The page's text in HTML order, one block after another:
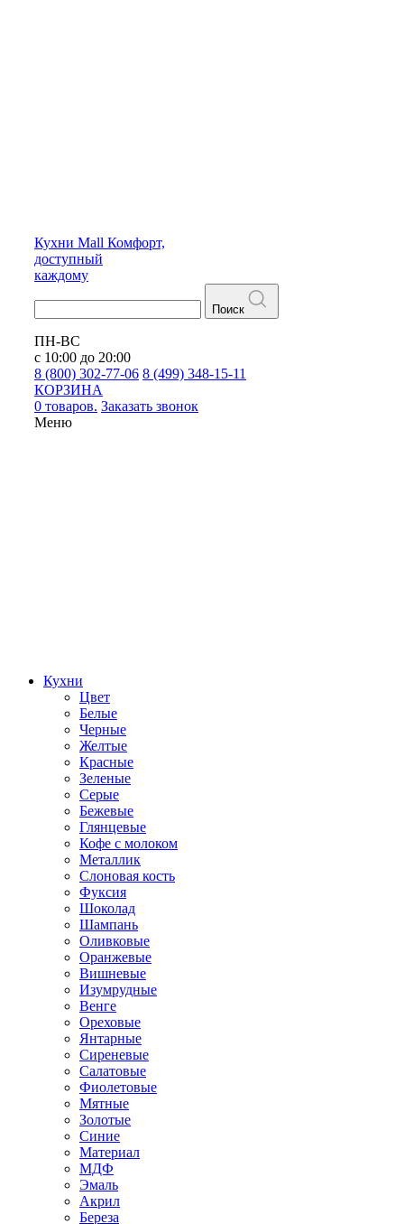
Кухни Mall Комфорт,
доступный
каждому
Поиск
ПН-ВС
с 10:00 до 20:00
8 (800) 302-77-06 8 (499) 348-15-11
КОРЗИНА
0 товаров. Заказать звонок
Меню
Кухни
Цвет
Белые
Черные
Желтые
Красные
Зеленые
Серые
Бежевые
Глянцевые
Кофе с молоком
Металлик
Слоновая кость
Фуксия
Шоколад
Шампань
Оливковые
Оранжевые
Вишневые
Изумрудные
Венге
Ореховые
Янтарные
Сиреневые
Салатовые
Фиолетовые
Мятные
Золотые
Синие
Материал
МДФ
Эмаль
Акрил
Береза